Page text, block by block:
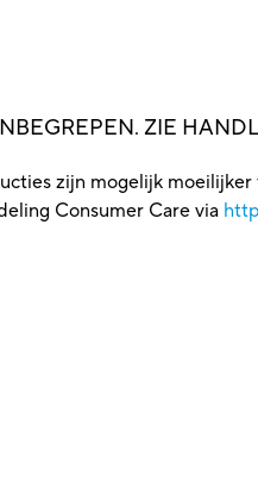
ZIE
zijn mogelijk
Consumer Care via